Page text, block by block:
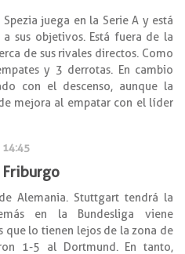
juega en la Serie A y está
sus objetivos. Está fuera de la
de sus rivales directos. Como
y 3 derrotas. En cambio
con el descenso, aunque la
mejora al empatar con el líder
14:45
Alemania. Stuttgart tendrá la
en la Bundesliga viene
que lo tienen lejos de la zona de
1-5 al Dortmund. En tanto,